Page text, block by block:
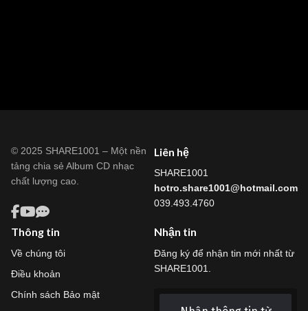
© 2025 SHARE1001 – Một nền
tảng chia sẻ Album CD nhạc
chất lượng cao.
Liên hệ
SHARE1001
hotro.share1001@hotmail.com
039.493.4760
Thông tin
Về chúng tôi
Điều khoản
Chính sách Bảo mật
Nhận tin
Đăng ký để nhận tin mới nhất từ
SHARE1001.